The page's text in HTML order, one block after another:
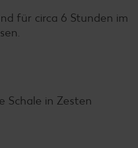
für circa 6 Stunden im
Schale in Zesten